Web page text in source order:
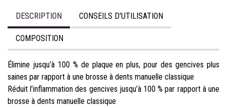
DESCRIPTION CONSEILS D'UTILISATION
COMPOSITION
Élimine jusqu’à 100 % de plaque en plus, pour des gencives plus
saines par rapport à une brosse à dents manuelle classique
Réduit l’inflammation des gencives jusqu’à 100 % par rapport à une
brosse à dents manuelle classique